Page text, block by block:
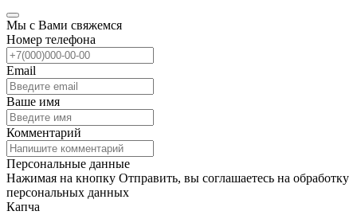
Мы с Вами свяжемся
Номер телефона
Email
Ваше имя
Комментарий
Персональные данные
Нажимая на кнопку Отправить, вы соглашаетесь на обработку
персональных данных
Капча